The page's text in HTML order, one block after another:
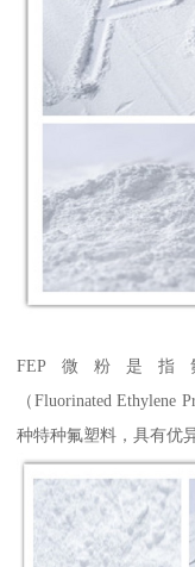
FEP微粉是
（Fluorinated Ethylene
种特种氟塑料，具有优